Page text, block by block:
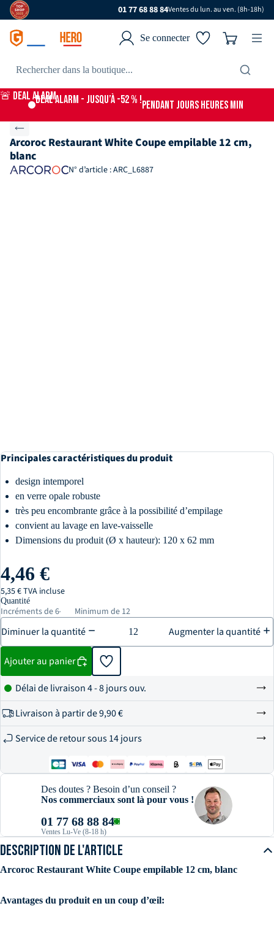
01 77 68 88 84Ventes du lun. au ven. (8h-18h)
Se connecter
🚨 DEAL ALARMDEAL ALARM - jusqu’à -52 % !PENDANT JOURS HEURES MIN
Arcoroc Restaurant White Coupe empilable 12 cm,
blanc
N° d’article : ARC_L6887
Principales caractéristiques du produit
design intemporel
en verre opale robuste
très peu encombrante grâce à la possibilité d’empilage
convient au lavage en lave-vaisselle
Dimensions du produit (Ø x hauteur): 120 x 62 mm
4,46 €
5,35 € TVA incluse
Quantité
Incréments de 6 Minimum de 12
Diminuer la quantité Augmenter la quantité
Ajouter au panier
Délai de livraison 4 - 8 jours ouv.
Livraison à partir de9,90 €
Service de retour sous 14 jours
Des doutes ? Besoin d’un conseil ?
Nos commerciaux sont là pour vous !
01 77 68 88 84
Ventes Lu-Ve (8-18 h)
DESCRIPTION DE L'ARTICLE
Arcoroc Restaurant White Coupe empilable 12 cm, blanc
Avantages du produit en un coup d’œil: